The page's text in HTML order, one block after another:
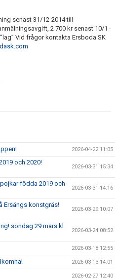
senast 31/12-2014 till
2 700 kr senast 10/1 -
Vid frågor kontakta Ersboda SK
2026-04-22 11:05
och 2020!
2026-03-31 15:34
födda 2019 och
2026-03-31 14:16
Ersängs konstgräs!
2026-03-29 10:07
söndag 29 mars kl
2026-03-24 08:52
2026-03-18 12:55
2026-03-13 14:01
2026-02-27 12:40